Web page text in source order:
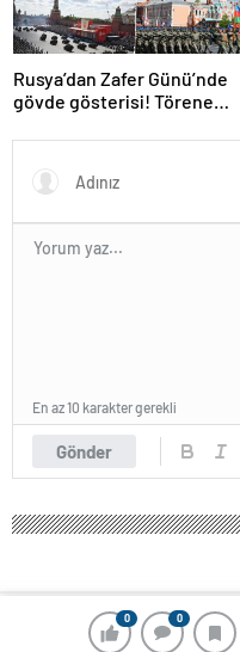
0 0
Rusya’dan Zafer Günü’nde
gövde gösterisi! Törene
Gönder
En az 10 karakter gerekli